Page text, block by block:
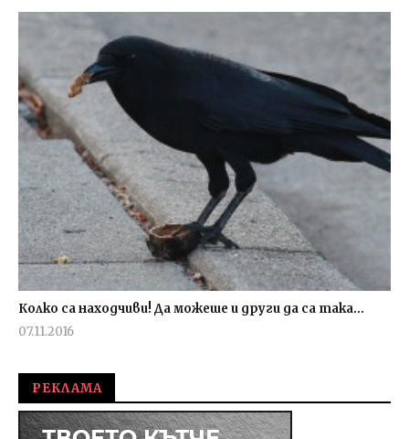
Колко са находчиви! Да можеше и други да са така…
07.11.2016
РЕКЛАМА